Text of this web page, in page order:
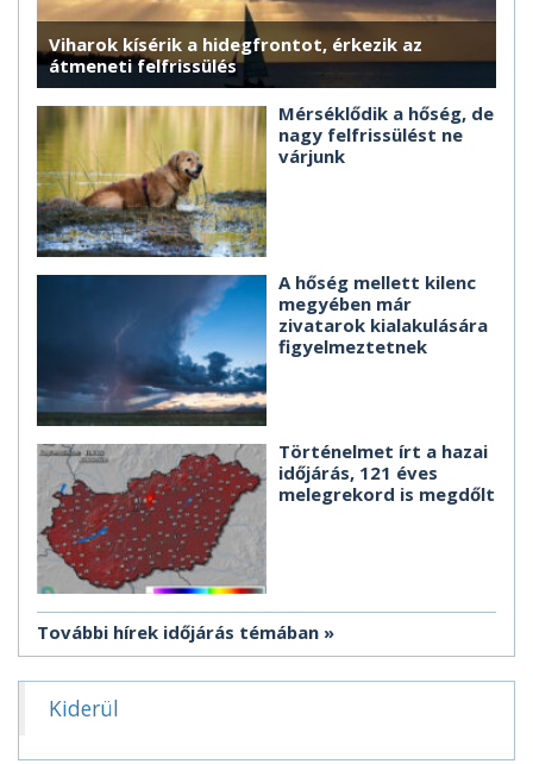
Viharok kísérik a hidegfrontot, érkezik az
átmeneti felfrissülés
Mérséklődik a hőség, de
nagy felfrissülést ne
várjunk
A hőség mellett kilenc
megyében már
zivatarok kialakulására
figyelmeztetnek
Történelmet írt a hazai
időjárás, 121 éves
melegrekord is megdőlt
További hírek időjárás témában
Kiderül